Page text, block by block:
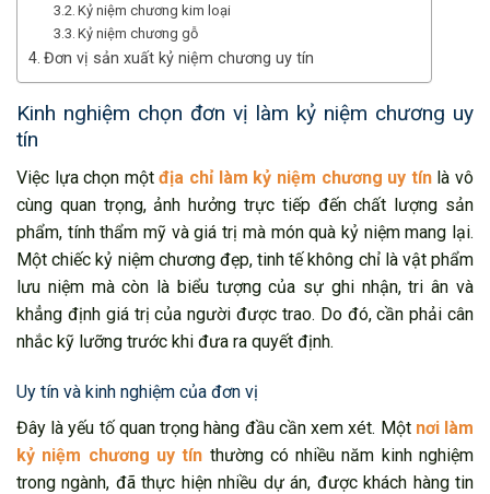
Kỷ niệm chương kim loại
Kỷ niệm chương gỗ
Đơn vị sản xuất kỷ niệm chương uy tín
Kinh nghiệm chọn đơn vị làm kỷ niệm chương uy
tín
Việc lựa chọn mộtđịa chỉ làm kỷ niệm chương uy tínlà vô
cùng quan trọng, ảnh hưởng trực tiếp đến chất lượng sản
phẩm, tính thẩm mỹ và giá trị mà món quà kỷ niệm mang lại.
Một chiếc kỷ niệm chương đẹp, tinh tế không chỉ là vật phẩm
lưu niệm mà còn là biểu tượng của sự ghi nhận, tri ân và
khẳng định giá trị của người được trao. Do đó, cần phải cân
nhắc kỹ lưỡng trước khi đưa ra quyết định.
Uy tín và kinh nghiệm của đơn vị
Đây là yếu tố quan trọng hàng đầu cần xem xét. Một nơi làm
kỷ niệm chương uy tín thường có nhiều năm kinh nghiệm
trong ngành, đã thực hiện nhiều dự án, được khách hàng tin